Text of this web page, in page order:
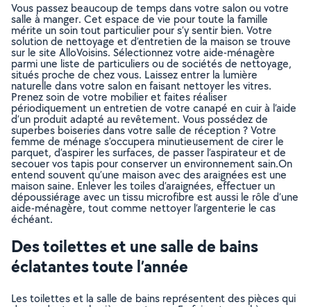
Vous passez beaucoup de temps dans votre salon ou votre
salle à manger. Cet espace de vie pour toute la famille
mérite un soin tout particulier pour s’y sentir bien. Votre
solution de nettoyage et d’entretien de la maison se trouve
sur le site AlloVoisins. Sélectionnez votre aide-ménagère
parmi une liste de particuliers ou de sociétés de nettoyage,
situés proche de chez vous. Laissez entrer la lumière
naturelle dans votre salon en faisant nettoyer les vitres.
Prenez soin de votre mobilier et faites réaliser
périodiquement un entretien de votre canapé en cuir à l’aide
d’un produit adapté au revêtement. Vous possédez de
superbes boiseries dans votre salle de réception ? Votre
femme de ménage s’occupera minutieusement de cirer le
parquet, d’aspirer les surfaces, de passer l’aspirateur et de
secouer vos tapis pour conserver un environnement sain.On
entend souvent qu’une maison avec des araignées est une
maison saine. Enlever les toiles d’araignées, effectuer un
dépoussiérage avec un tissu microfibre est aussi le rôle d’une
aide-ménagère, tout comme nettoyer l’argenterie le cas
échéant.
Des toilettes et une salle de bains
éclatantes toute l’année
Les toilettes et la salle de bains représentent des pièces qui